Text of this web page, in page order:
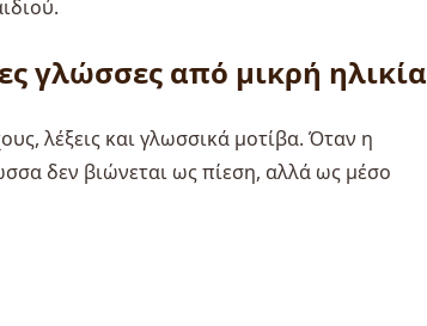
γλώσσες από μικρή ηλικία
λέξεις και γλωσσικά μοτίβα. Όταν η
δεν βιώνεται ως πίεση, αλλά ως μέσο